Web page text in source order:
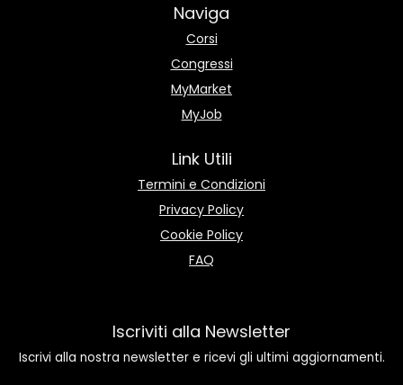
Naviga
Corsi
Congressi
MyMarket
MyJob
Link Utili
Termini e Condizioni
Privacy Policy
Cookie Policy
FAQ
Iscriviti alla Newsletter
Iscrivi alla nostra newsletter e ricevi gli ultimi aggiornamenti.